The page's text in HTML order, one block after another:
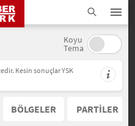
Koyu
Tema
Kesin sonuçlar YSK
BÖLGELER PARTİLER